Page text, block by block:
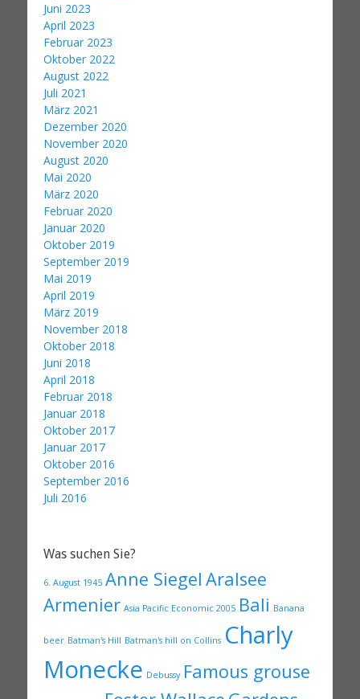
Juni 2023
April 2023
Februar 2023
Oktober 2022
August 2022
Juli 2021
März 2021
Dezember 2020
November 2020
August 2020
Mai 2020
März 2020
Februar 2020
Januar 2020
Oktober 2019
September 2019
Mai 2019
April 2019
März 2019
November 2018
Oktober 2018
Juni 2018
April 2018
Februar 2018
Januar 2018
Oktober 2017
Januar 2017
Oktober 2016
September 2016
Juli 2016
Was suchen Sie?
6. August 1945 Anne Siegel Aralsee
Armenier Asia Pacific Economic 2005 Bali Banana
beer Batman's Hill Batman's hill on Collins Charly
Monecke Debussy Famous grouse